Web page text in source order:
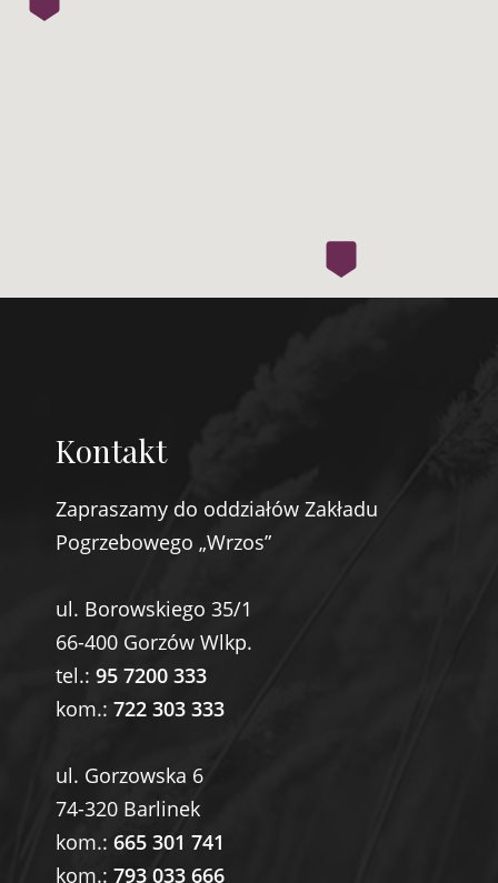
Kontakt
Zapraszamy do oddziałów Zakładu
Pogrzebowego „Wrzos”
ul. Borowskiego 35/1
66-400 Gorzów Wlkp.
tel.: 95 7200 333
kom.: 722 303 333
ul. Gorzowska 6
74-320 Barlinek
kom.: 665 301 741
kom.: 793 033 666